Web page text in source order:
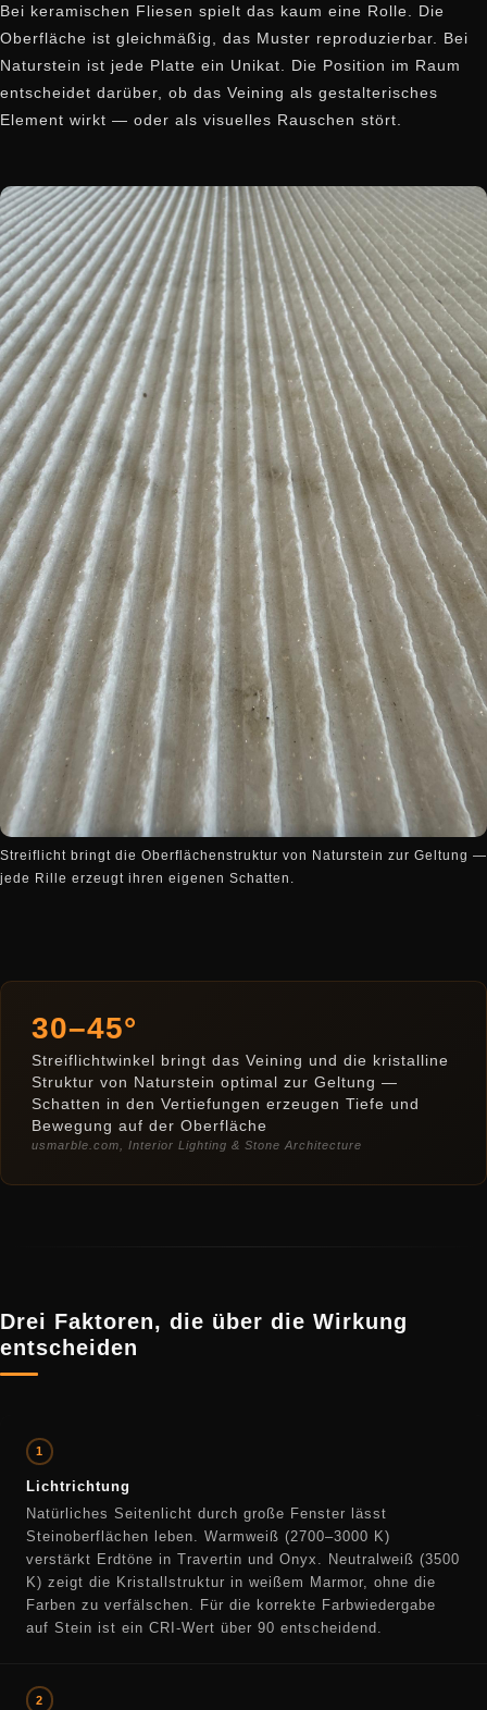
Bei keramischen Fliesen spielt das kaum eine Rolle. Die
Oberfläche ist gleichmäßig, das Muster reproduzierbar. Bei
Naturstein ist jede Platte ein Unikat. Die Position im Raum
entscheidet darüber, ob das Veining als gestalterisches
Element wirkt — oder als visuelles Rauschen stört.
Streiflicht bringt die Oberflächenstruktur von Naturstein zur Geltung —
jede Rille erzeugt ihren eigenen Schatten.
30–45°
Streiflichtwinkel bringt das Veining und die kristalline
Struktur von Naturstein optimal zur Geltung —
Schatten in den Vertiefungen erzeugen Tiefe und
Bewegung auf der Oberfläche
usmarble.com, Interior Lighting & Stone Architecture
Drei Faktoren, die über die Wirkung
entscheiden
1
Lichtrichtung
Natürliches Seitenlicht durch große Fenster lässt
Steinoberflächen leben. Warmweiß (2700–3000 K)
verstärkt Erdtöne in Travertin und Onyx. Neutralweiß (3500
K) zeigt die Kristallstruktur in weißem Marmor, ohne die
Farben zu verfälschen. Für die korrekte Farbwiedergabe
auf Stein ist ein CRI-Wert über 90 entscheidend.
2